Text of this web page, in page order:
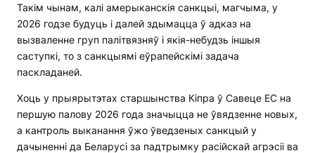
Такім чынам, калі амерыканскія санкцыі, магчыма, у
2026 годзе будуць і далей здымацца ў адказ на
вызваленне груп палітвязняў і якія-небудзь іншыя
саступкі, то з санкцыямі еўрапейскімі задача
паскладаней.
Хоць у прыярытэтах старшынства Кіпра ў Савеце ЕС на
першую палову 2026 года значыцца не ўвядзенне новых,
а кантроль выканання ўжо ўведзеных санкцый у
дачыненні да Беларусі за падтрымку расійскай агрэсіі ва